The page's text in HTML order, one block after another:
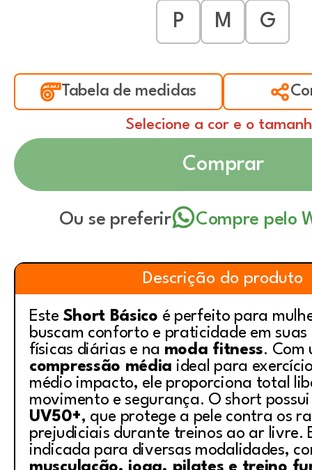
P
M G
Tabela de medidas
Selecione a cor e o
Comprar
Ou se preferir Compre pelo
Descrição do produto
Este Short Básico é perfeito para
buscam conforto e praticidade em
físicas diárias e na moda fitness. Com
compressão média ideal para
médio impacto, ele proporciona total
movimento e segurança. O short
UV50+, que protege a pele contra os
prejudiciais durante treinos ao ar livre.
indicada para diversas modalidades,